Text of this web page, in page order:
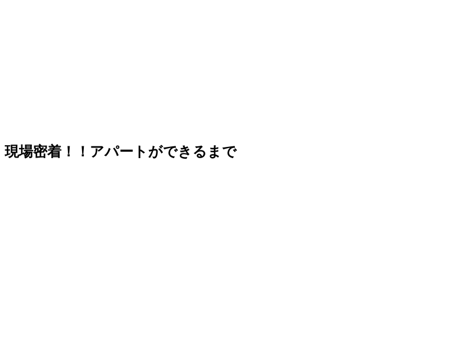
現場密着！！アパートができるまで